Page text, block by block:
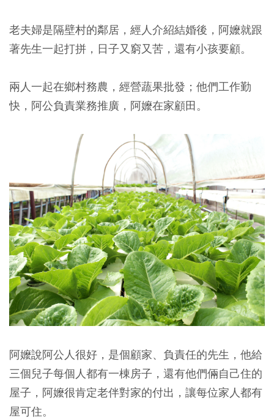
老夫婦是隔壁村的鄰居，經人介紹結婚後，阿嬤就跟
著先生一起打拼，日子又窮又苦，還有小孩要顧。
兩人一起在鄉村務農，經營蔬果批發；他們工作勤
快，阿公負責業務推廣，阿嬤在家顧田。
阿嬤說阿公人很好，是個顧家、負責任的先生，他給
三個兒子每個人都有一棟房子，還有他們倆自己住的
屋子，阿嬤很肯定老伴對家的付出，讓每位家人都有
屋可住。